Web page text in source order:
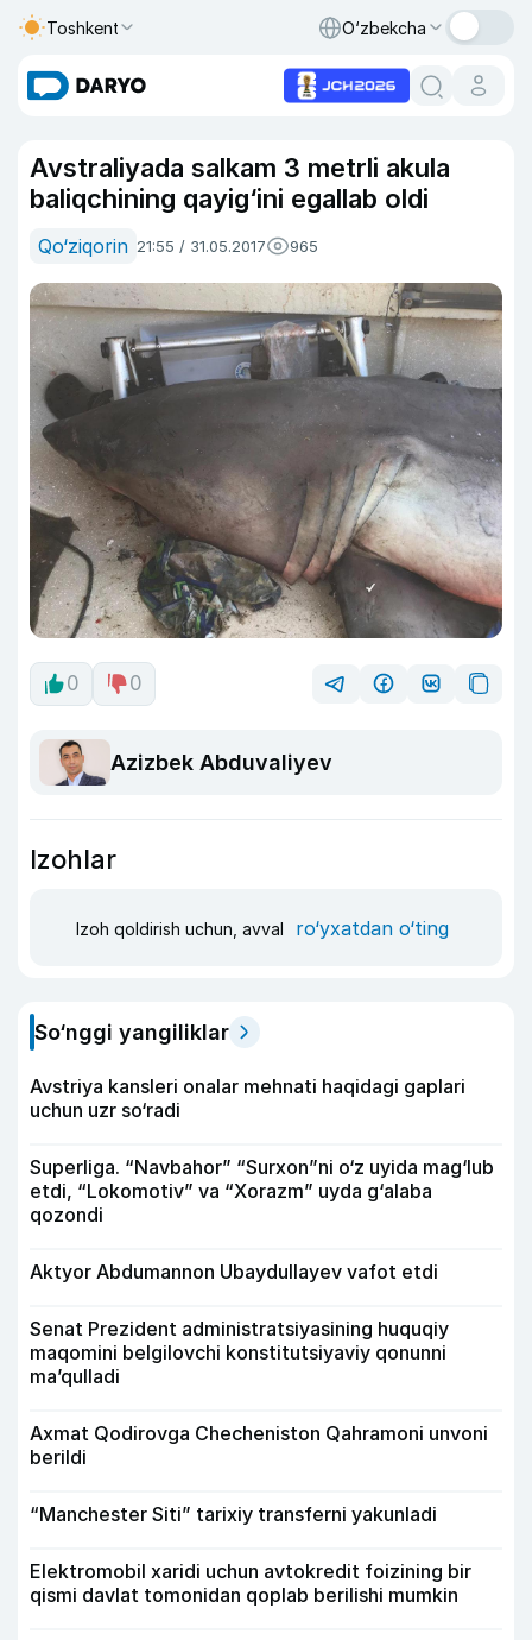
Toshkent O‘zbekcha
Avstraliyada salkam 3 metrli akula
baliqchining qayig‘ini egallab oldi
Qo‘ziqorin 21:55 / 31.05.2017 965
0 0
Azizbek Abduvaliyev
Izohlar
Izoh qoldirish uchun, avval ro‘yxatdan o‘ting
So‘nggi yangiliklar
Avstriya kansleri onalar mehnati haqidagi gaplari
uchun uzr so‘radi
Superliga. “Navbahor” “Surxon”ni o‘z uyida mag‘lub
etdi, “Lokomotiv” va “Xorazm” uyda g‘alaba
qozondi
Aktyor Abdu­mannon Ubaydullayev vafot etdi
Senat Prezident administratsiyasining huquqiy
maqomini belgilovchi konstitutsiyaviy qonunni
ma’qulladi
Axmat Qodirovga Checheniston Qahramoni unvoni
berildi
“Manchester Siti” tarixiy transferni yakunladi
Elektromobil xaridi uchun avtokredit foizining bir
qismi davlat tomonidan qoplab berilishi mumkin